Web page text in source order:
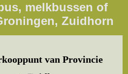
melkbussen of
Zuidhorn
van Provincie